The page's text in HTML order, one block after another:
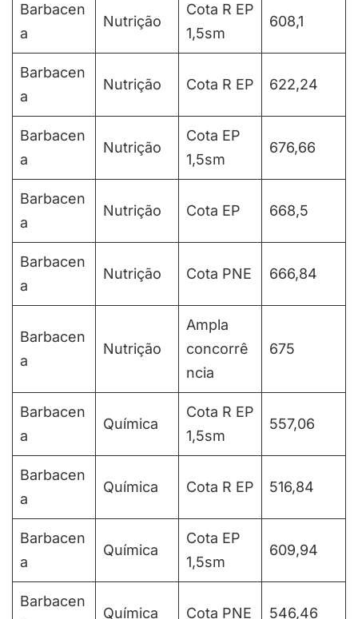
Barbacen
a
Nutrição
Cota R EP
1,5sm
608,1
Barbacen
a
Nutrição Cota R EP 622,24
Barbacen
a
Nutrição
Cota EP
1,5sm
676,66
Barbacen
a
Nutrição Cota EP 668,5
Barbacen
a
Nutrição Cota PNE 666,84
Barbacen
a
Nutrição
Ampla
concorrê
ncia
675
Barbacen
a
Química
Cota R EP
1,5sm
557,06
Barbacen
a
Química Cota R EP 516,84
Barbacen
a
Química
Cota EP
1,5sm
609,94
Barbacen
Química Cota PNE 546,46